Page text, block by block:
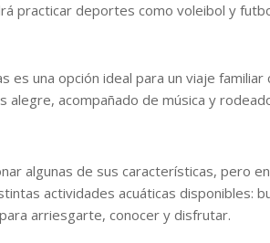
practicar deportes como voleibol y
es una opción ideal para un viaje
alegre, acompañado de música y
algunas de sus características, pero
actividades acuáticas disponibles:
arriesgarte, conocer y disfrutar.